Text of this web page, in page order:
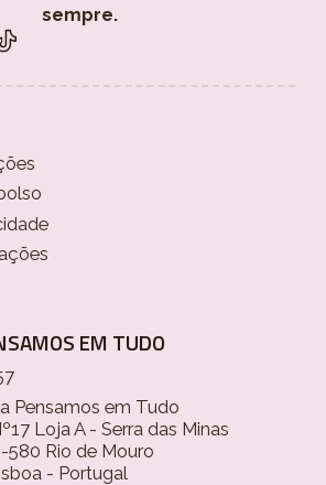
sempre.
EM TUDO
Pensamos em Tudo
Loja A - Serra das Minas
580 Rio de Mouro
- Portugal